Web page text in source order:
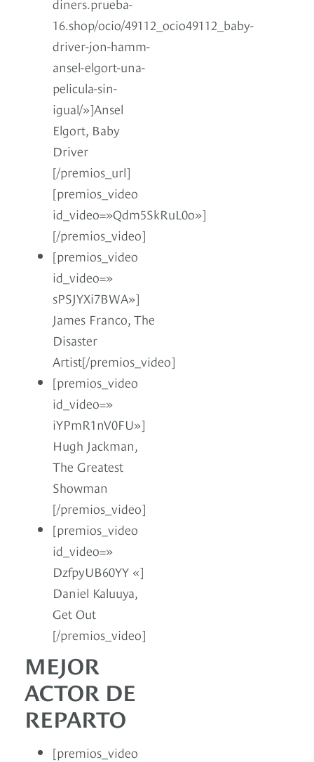
16.shop/ocio/49112_ocio49112_baby-
driver-jon-hamm-
ansel-elgort-una-
pelicula-sin-
igual/»]Ansel
Elgort, Baby
Driver
[/premios_url]
[premios_video
id_video=»Qdm5SkRuL0o»]
[/premios_video]
[premios_video
id_video=»
sPSJYXi7BWA»]
James Franco, The
Disaster
Artist[/premios_video]
[premios_video
id_video=»
iYPmR1nV0FU»]
Hugh Jackman,
The Greatest
Showman
[/premios_video]
[premios_video
id_video=»
DzfpyUB60YY «]
Daniel Kaluuya,
Get Out
[/premios_video]
MEJOR
ACTOR DE
REPARTO
[premios_video